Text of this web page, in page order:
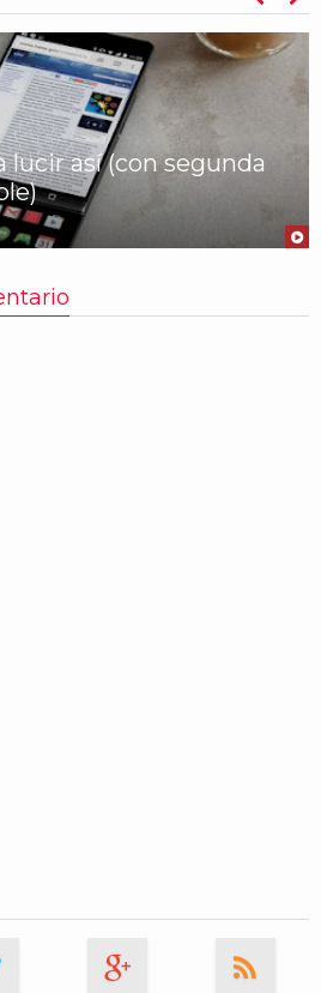
lucir así (con segunda